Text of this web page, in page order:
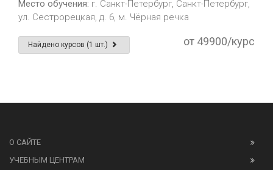
Место обучения: г. Санкт-Петербург, Санкт-Петербург,
ул. Сестрорецкая, д. 6, м. Чёрная речка
Найдено курсов (1 шт.) от 49900/курс
О САЙТЕ
УЧЕБНЫМ ЦЕНТРАМ